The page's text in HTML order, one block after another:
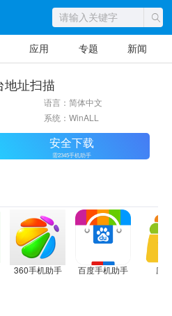
应用 专题 新闻
地址扫描
语言：简体中文
系统：WinALL
安全下载
需2345手机助手
360手机助手 百度手机助手 应